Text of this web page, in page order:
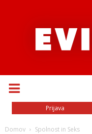
Prijava
Domov Spolnost in Seks